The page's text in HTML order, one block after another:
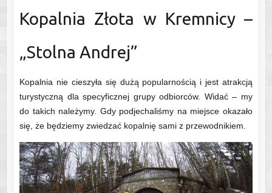
Kopalnia Złota w Kremnicy –
„Stolna Andrej”
Kopalnia nie cieszyła się dużą popularnością i jest atrakcją
turystyczną dla specyficznej grupy odbiorców. Widać – my
do takich należymy. Gdy podjechaliśmy na miejsce okazało
się, że będziemy zwiedzać kopalnię sami z przewodnikiem.